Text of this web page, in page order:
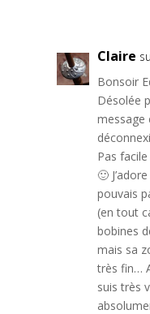
Claire
Bonsoir
Désolée
message
Pas
🙂
pouvais
(en tout
bobines
mais sa
très fin…
suis très